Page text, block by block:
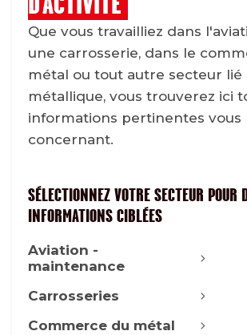
Que vous travailliez dans
une carrosserie, dans le
métal ou tout autre secteur lié
métallique, vous trouverez ici
informations pertinentes vous
concernant.
SÉLECTIONNEZ VOTRE SECTEUR POUR
INFORMATIONS CIBLÉES
Aviation -
maintenance
Carrosseries
Commerce du métal